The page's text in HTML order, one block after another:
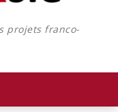
projets franco-